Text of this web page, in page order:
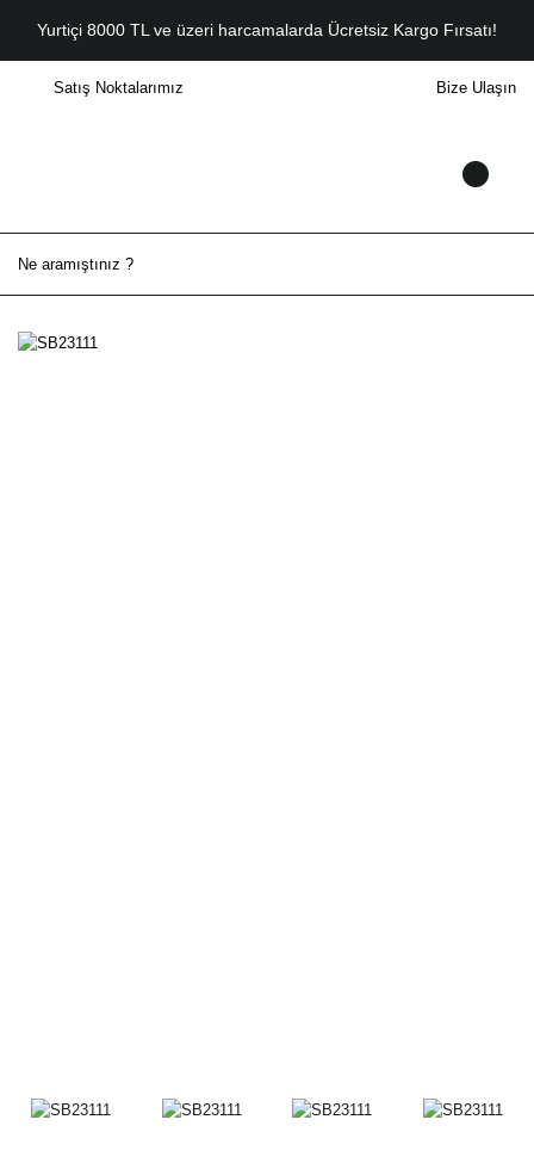
Yurtiçi 8000 TL ve üzeri harcamalarda Ücretsiz Kargo Fırsatı!
Satış Noktalarımız Bize Ulaşın